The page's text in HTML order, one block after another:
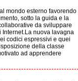
mondo esterno favorendo
sotto la guida e la
da sviluppare
nuova lavagna
codici espressivi e quei
della classe
ad apprendere